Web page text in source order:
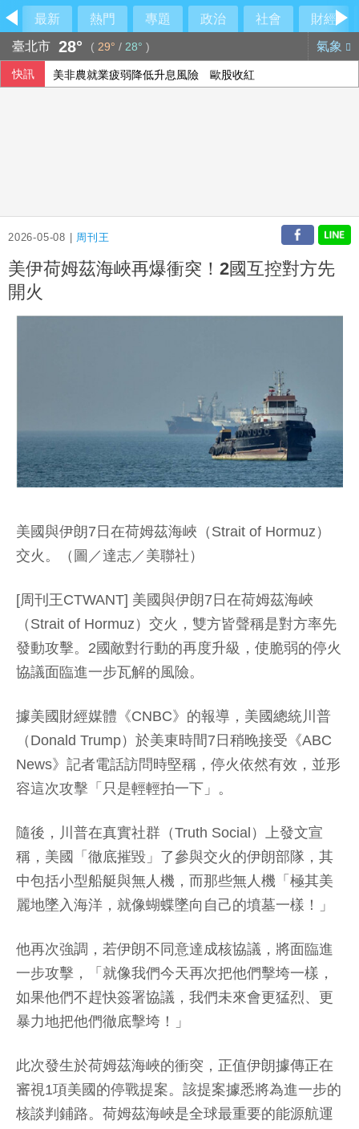
最新 熱門 專題 政治 社會
財經
臺北市 28° ( 29° / 28° ) 氣象
快訊 美非農就業疲弱降低升息風險 歐股收紅
2026-05-08 | 周刊王
美伊荷姆茲海峽再爆衝突！2國互控對方先
開火
美國與伊朗7日在荷姆茲海峽（Strait of Hormuz）
交火。（圖／達志／美聯社）
[周刊王CTWANT] 美國與伊朗7日在荷姆茲海峽
（Strait of Hormuz）交火，雙方皆聲稱是對方率先
發動攻擊。2國敵對行動的再度升級，使脆弱的停火
協議面臨進一步瓦解的風險。
據美國財經媒體《CNBC》的報導，美國總統川普
（Donald Trump）於美東時間7日稍晚接受《ABC
News》記者電話訪問時堅稱，停火依然有效，並形
容這次攻擊「只是輕輕拍一下」。
隨後，川普在真實社群（Truth Social）上發文宣
稱，美國「徹底摧毀」了參與交火的伊朗部隊，其
中包括小型船艇與無人機，而那些無人機「極其美
麗地墜入海洋，就像蝴蝶墜向自己的墳墓一樣！」
他再次強調，若伊朗不同意達成核協議，將面臨進
一步攻擊，「就像我們今天再次把他們擊垮一樣，
如果他們不趕快簽署協議，我們未來會更猛烈、更
暴力地把他們徹底擊垮！」
此次發生於荷姆茲海峽的衝突，正值伊朗據傳正在
審視1項美國的停戰提案。該提案據悉將為進一步的
核談判鋪路。荷姆茲海峽是全球最重要的能源航運